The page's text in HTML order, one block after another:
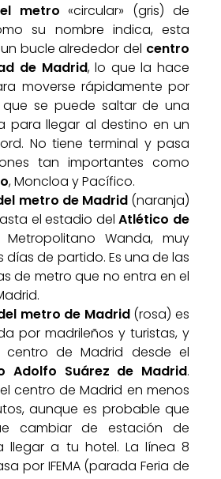
metro «circular» (gris) de
su nombre indica, esta
bucle alrededor del centro
de Madrid, lo que la hace
moverse rápidamente por
que se puede saltar de una
para llegar al destino en un
No tiene terminal y pasa
tan importantes como
, Moncloa y Pacífico.
metro de Madrid(naranja)
el estadio delAtlético de
Wanda, muy
días de partido. Es una de las
de metro que no entra en el
metro de Madrid(rosa) es
por madrileños y turistas, y
de Madrid desde el
Adolfo Suárez de Madrid.
centro de Madrid en menos
aunque es probable que
cambiar de estación de
llegar a tu hotel. La línea 8
por IFEMA (parada Feria de